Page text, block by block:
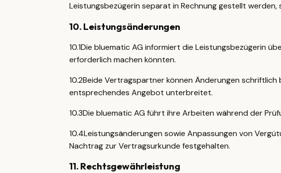
Leistungsbezügerin separat in Rechnung gestellt
10. Leistungsänderungen
10.1Die bluematic AG informiert die Leistungsbezügerin
erforderlich machen könnten.
10.2Beide Vertragspartner können Änderungen schriftlich
entsprechendes Angebot unterbreitet.
10.3Die bluematic AG führt ihre Arbeiten während der
10.4Leistungsänderungen sowie Anpassungen von
Nachtrag zur Vertragsurkunde festgehalten.
11. Rechtsgewährleistung